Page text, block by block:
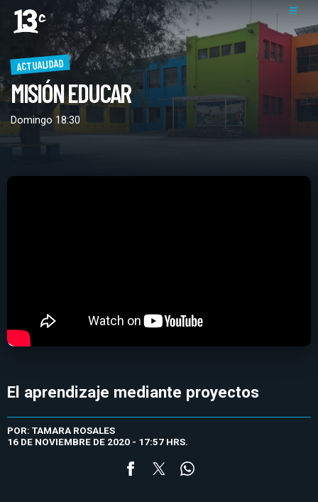
ACTUALIDAD
MISIÓN EDUCAR
Domingo 18:30
El aprendizaje mediante proyectos
POR: TAMARA ROSALES
16 DE NOVIEMBRE DE 2020 - 17:57 HRS.